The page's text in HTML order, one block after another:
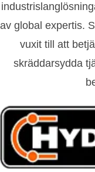
av global expertis.
vuxit till att
skräddarsydda